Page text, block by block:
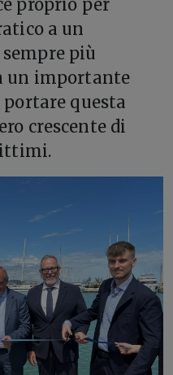
proprio per
a un
più
un importante
questa
crescente di